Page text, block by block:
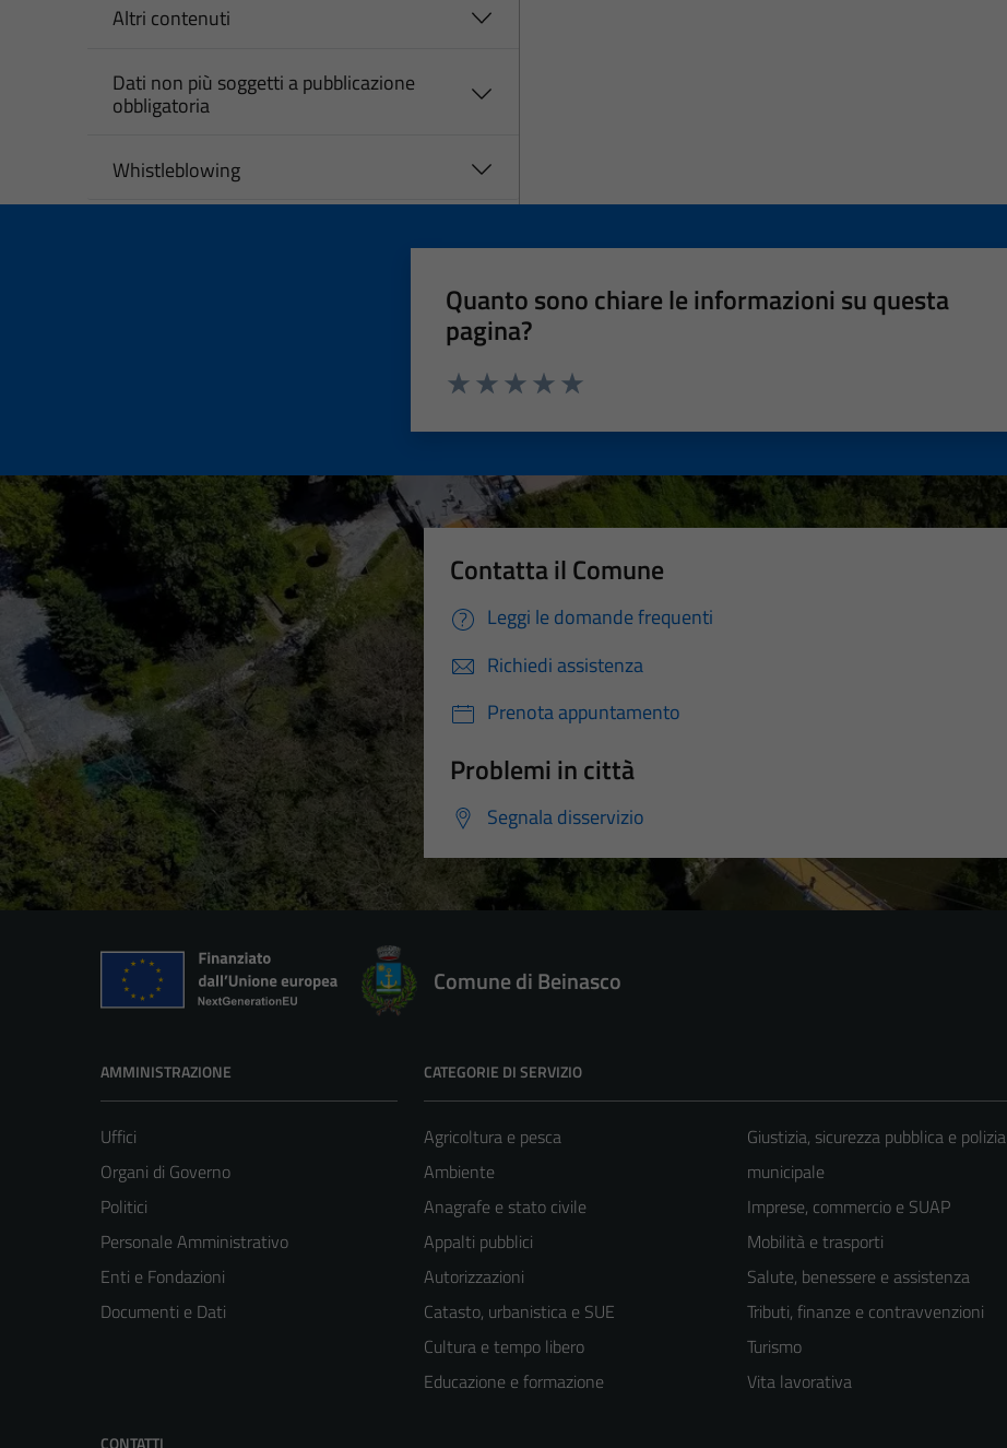
Altri contenuti
Dati non più soggetti a pubblicazione
obbligatoria
Whistleblowing
Quanto sono chiare le informazioni su questa
pagina?
Contatta il Comune
Leggi le domande frequenti
Richiedi assistenza
Prenota appuntamento
Problemi in città
Segnala disservizio
Comune di Beinasco
AMMINISTRAZIONE
Uffici
Organi di Governo
Politici
Personale Amministrativo
Enti e Fondazioni
Documenti e Dati
CATEGORIE DI SERVIZIO
Agricoltura e pesca
Ambiente
Anagrafe e stato civile
Appalti pubblici
Autorizzazioni
Catasto, urbanistica e SUE
Cultura e tempo libero
Educazione e formazione
Giustizia, sicurezza pubblica e polizia
municipale
Imprese, commercio e SUAP
Mobilità e trasporti
Salute, benessere e assistenza
Tributi, finanze e contravvenzioni
Turismo
Vita lavorativa
CONTATTI